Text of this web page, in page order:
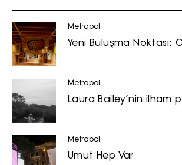
Metropol
Yeni Buluşma Noktası:
Metropol
Laura Bailey’nin ilham
Metropol
Umut Hep Var